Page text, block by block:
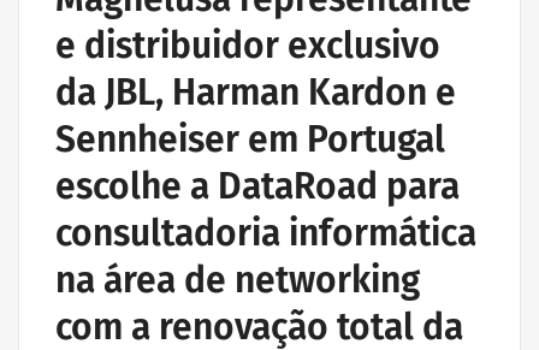
e distribuidor exclusivo
da JBL, Harman Kardon e
Sennheiser em Portugal
escolhe a DataRoad para
consultadoria informática
na área de networking
com a renovação total da